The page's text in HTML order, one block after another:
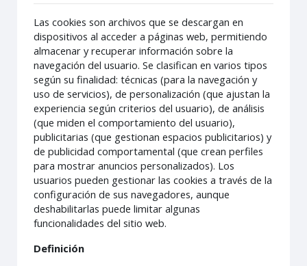
Las cookies son archivos que se descargan en
dispositivos al acceder a páginas web, permitiendo
almacenar y recuperar información sobre la
navegación del usuario. Se clasifican en varios tipos
según su finalidad: técnicas (para la navegación y
uso de servicios), de personalización (que ajustan la
experiencia según criterios del usuario), de análisis
(que miden el comportamiento del usuario),
publicitarias (que gestionan espacios publicitarios) y
de publicidad comportamental (que crean perfiles
para mostrar anuncios personalizados). Los
usuarios pueden gestionar las cookies a través de la
configuración de sus navegadores, aunque
deshabilitarlas puede limitar algunas
funcionalidades del sitio web.
Definición